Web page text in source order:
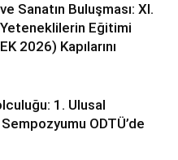
Sanatın Buluşması: XI.
Eğitimi
2026) Kapılarını
1. Ulusal
ODTÜ’de